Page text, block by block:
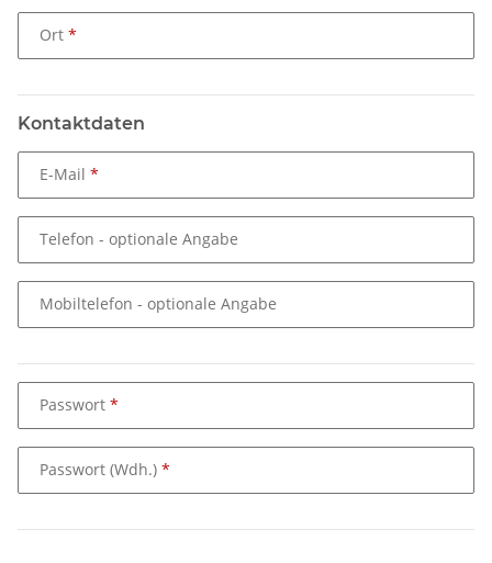
Ort
Kontaktdaten
E-Mail
Telefon - optionale Angabe
Mobiltelefon - optionale Angabe
Passwort
Passwort (Wdh.)